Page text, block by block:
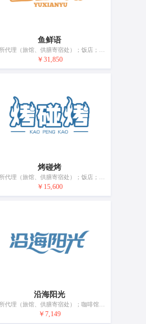
鱼鲜语
住所代理（旅馆、供膳寄宿处）；饭店；咖啡馆；汽车旅馆；假日野营住宿服务；茶馆；酒吧服务；餐厅；提供野营场地设施；烹饪设备出租
￥31,850
烤碰烤
住所代理（旅馆、供膳寄宿处）；饭店；外卖餐馆；拉面馆；餐厅；通过互联网预订临时住宿处；活动房屋出租；日间托儿所（看孩子）；动物寄养；出租椅子、桌子、桌布和玻璃器皿
￥15,600
沿海阳光
住所代理（旅馆、供膳寄宿处）；咖啡馆；自助餐厅；酒吧服务；酒店住宿服务；餐厅；活动房屋出租；养老院；托儿所服务；宠物寄养服务
￥7,149